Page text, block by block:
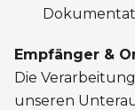
Empfänger &
Die
unseren